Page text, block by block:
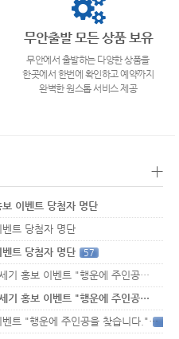
무안출발 모든 상품 보유
무안에서 출발하는 다양한 상품을
한곳에서 한번에 확인하고 예약까지
완벽한 원스톱 서비스 제공
+
이벤트 당첨자 명단
트 당첨자 명단
트 당첨자 명단
57
기 홍보 이벤트 "행운에 주인공…
기 홍보 이벤트 "행운에 주인공…
[무안공항 활성화] 가을전세기 홍보 이벤트 "행운에 주인공을 찾습니다."33